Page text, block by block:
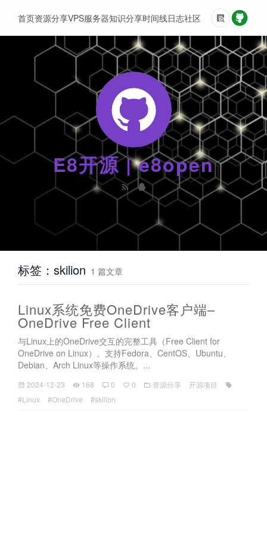
E8开源 | e8open
首页资源分享VPS服务器知识分享时间线日志社区友情链接
标签：skilion 1 篇文章
Linux系统免费OneDrive客户端–
OneDrive Free Client
与Linux上的OneDrive交互的完整工具（Free Client for
OneDrive on Linux）。支持Fedora、CentOS、Ubuntu、
Debian、Arch Linux等操作系统。...
2024-12-23 168 0 0 资源分享
开源项目
#Linux
#OneDrive #skilion